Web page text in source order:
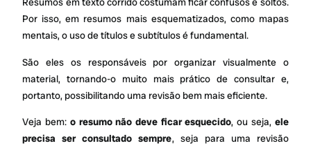
Por isso, em resumos mais esquematizados, como mapas
mentais, o uso de títulos e subtítulos é fundamental.
São eles os responsáveis por organizar visualmente o
material, tornando-o muito mais prático de consultar e,
portanto, possibilitando uma revisão bem mais eficiente.
Veja bem: o resumo não deve ficar esquecido, ou seja, ele
precisa ser consultado sempre, seja para uma revisão